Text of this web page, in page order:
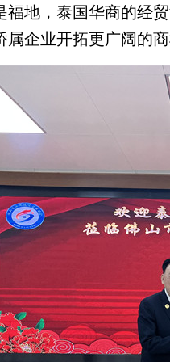
福地，泰国华商的经
企业开拓更广阔的